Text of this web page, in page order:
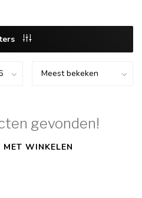
gevonden!
MET WINKELEN